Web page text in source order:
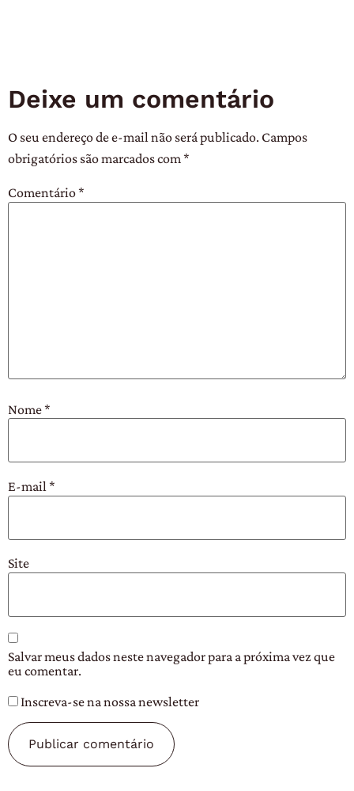
Deixe um comentário
O seu endereço de e-mail não será publicado. Campos
obrigatórios são marcados com *
Comentário*
Nome*
E-mail *
Site
Salvar meus dados neste navegador para a próxima vez que
eu comentar.
Inscreva-se na nossa newsletter